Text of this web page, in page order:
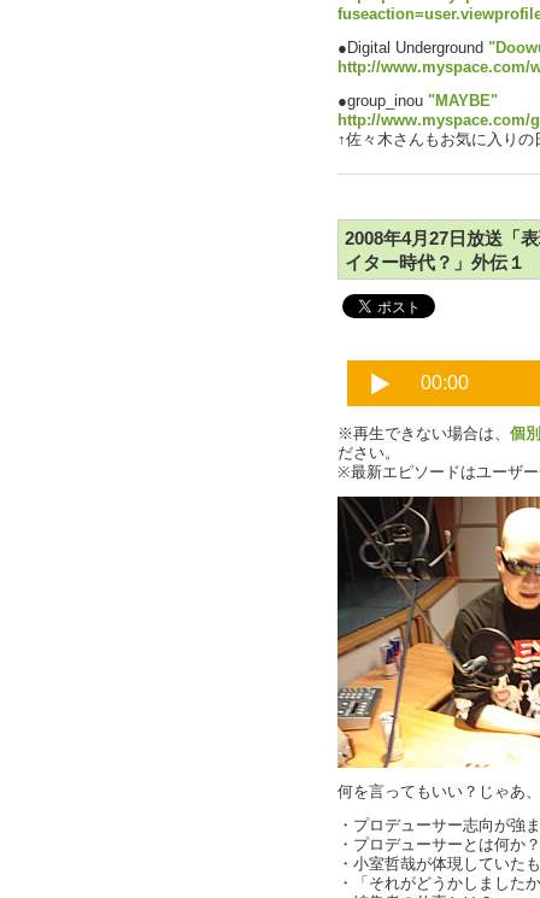
●Digital Underground
http://www.myspace.com/
●group_inou "MAYBE"
http://www.myspace.com/
↑佐々木さんもお気に入り
2008年4月27日放送「
イター時代？」外伝１
※再生できない場合は、 個
ださい。
※最新エピソードはユーザ
何を言ってもいい？じゃあ
・プロデューサー志向が強
・プロデューサーとは何か？
・小室哲哉が体現していた
・「それがどうかしました